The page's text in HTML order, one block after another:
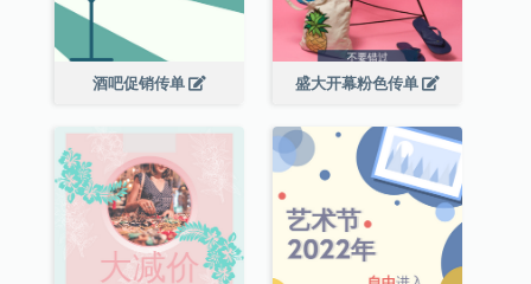
酒吧促销传单 盛大开幕粉色传单